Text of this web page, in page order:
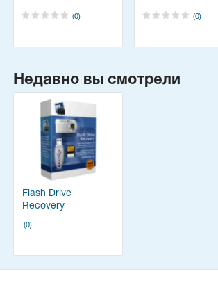
(0) (0)
Недавно вы смотрели
Flash Drive
Recovery
(0)